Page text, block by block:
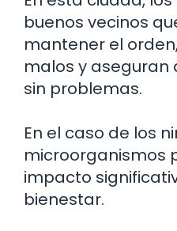
buenos vecinos
mantener el
malos y aseguran
sin problemas.
En el caso de los
microorganismos
impacto
bienestar.